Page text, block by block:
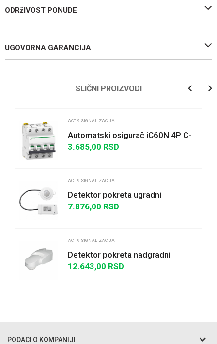
ODRžIVOST PONUDE
UGOVORNA GARANCIJA
Poruka
SLIČNI PROIZVODI
ACTI9 SIGNALIZACIJA
Automatski osigurač iC60N 4P C-
20A
3.685,00 RSD
ACTI9 SIGNALIZACIJA
Detektor pokreta ugradni
7.876,00 RSD
ACTI9 SIGNALIZACIJA
Detektor pokreta nadgradni
12.643,00 RSD
PODACI O KOMPANIJI